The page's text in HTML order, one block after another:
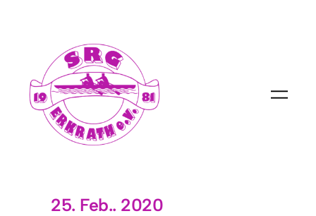
25. Feb.. 2020